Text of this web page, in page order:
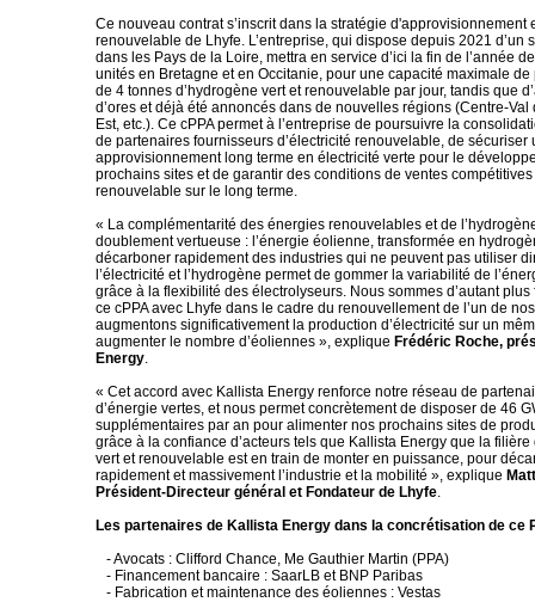
Ce nouveau contrat s’inscrit dans la stratégie d'approvisionnement
renouvelable de Lhyfe. L’entreprise, qui dispose depuis 2021 d’un
dans les Pays de la Loire, mettra en service d’ici la fin de l’année
unités en Bretagne et en Occitanie, pour une capacité maximale
de 4 tonnes d’hydrogène vert et renouvelable par jour, tandis que
d’ores et déjà été annoncés dans de nouvelles régions (Centre-Val
Est, etc.). Ce cPPA permet à l’entreprise de poursuivre la
de partenaires fournisseurs d’électricité renouvelable, de sécuriser
approvisionnement long terme en électricité verte pour le
prochains sites et de garantir des conditions de ventes compétitives
renouvelable sur le long terme.
« La complémentarité des énergies renouvelables et de
doublement vertueuse : l’énergie éolienne, transformée en
décarboner rapidement des industries qui ne peuvent pas utiliser
l’électricité et l’hydrogène permet de gommer la variabilité de
grâce à la flexibilité des électrolyseurs. Nous sommes d’autant
ce cPPA avec Lhyfe dans le cadre du renouvellement de l’un de
augmentons significativement la production d’électricité sur un
augmenter le nombre d’éoliennes », explique Frédéric Roche,
Energy.
« Cet accord avec Kallista Energy renforce notre réseau de
d’énergie vertes, et nous permet concrètement de disposer de 46
supplémentaires par an pour alimenter nos prochains sites de
grâce à la confiance d’acteurs tels que Kallista Energy que la filière
vert et renouvelable est en train de monter en puissance, pour
rapidement et massivement l’industrie et la mobilité », explique
Président-Directeur général et Fondateur de Lhyfe.
Les partenaires de Kallista Energy dans la concrétisation de ce
- Avocats : Clifford Chance, Me Gauthier Martin (PPA)
- Financement bancaire : SaarLB et BNP Paribas
- Fabrication et maintenance des éoliennes : Vestas